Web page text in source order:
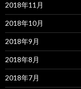
2018年11月
2018年10月
2018年9月
2018年8月
2018年7月